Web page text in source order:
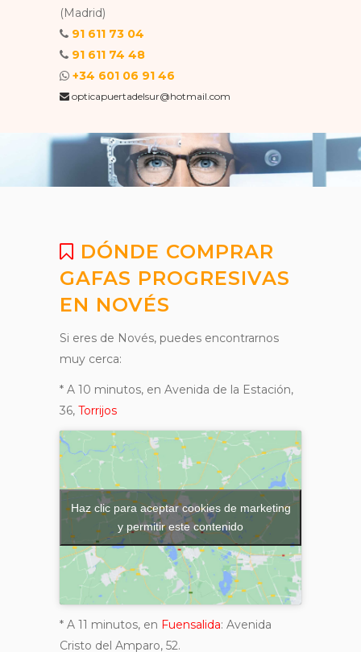
(Madrid)
91 611 73 04
91 611 74 48
+34 601 06 91 46
opticapuertadelsur@hotmail.com
DÓNDE COMPRAR
GAFAS PROGRESIVAS
EN NOVÉS
Si eres de Novés, puedes encontrarnos
muy cerca:
* A 10 minutos, en Avenida de la Estación,
36, Torrijos
Haz clic para aceptar cookies de marketing
y permitir este contenido
* A 11 minutos, en Fuensalida: Avenida
Cristo del Amparo, 52.